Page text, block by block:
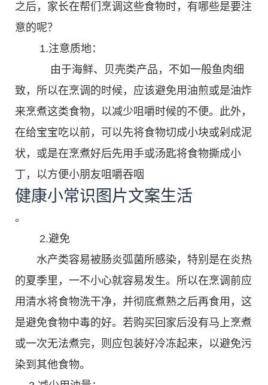
之后，家长在帮们烹调这些食物时，有哪些是要注
意的呢？
1.注意质地：
由于海鲜、贝壳类产品，不如一般鱼肉细
致，所以在烹调的时候，应该避免用油煎或是油炸
来烹煮这类食物，以减少咀嚼时候的不便。此外，
在给宝宝吃以前，可以先将食物切成小块或剁成泥
状，或是在烹煮好后先用手或汤匙将食物撕成小
丁，以方便小朋友咀嚼吞咽
健康小常识图片文案生活
。
2.避免
水产类容易被肠炎弧菌所感染，特别是在炎热
的夏季里，一不小心就容易发生。所以在烹调前应
用清水将食物洗干净，并彻底煮熟之后再食用，这
是避免食物中毒的好。若购买回家后没有马上烹煮
或一次无法煮完，则应包装好冷冻起来，以避免污
染到其他食物。